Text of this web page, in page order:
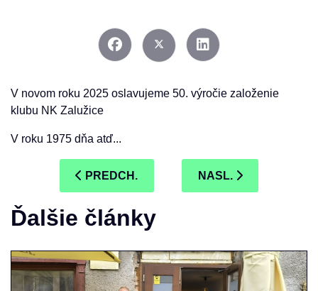
V novom roku 2025 oslavujeme 50. výročie založenie
klubu NK Zalužice
V roku 1975 dňa atď...
PREDCHÁDZAJÚCI ČLÁNOK: ZÁPIS Z
PREDCH. NASLEDUJÚCI
NASL.
Ďalšie články